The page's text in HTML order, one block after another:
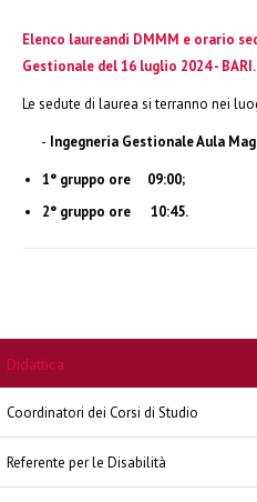
Elenco laureandi DMMM e orario
Gestionale del 16 luglio 2024 - BARI.
Le sedute di laurea si terranno nei
- Ingegneria Gestionale Aula
1° gruppo ore 09:00;
2° gruppo ore 10:45.
Didattica
Coordinatori dei Corsi di Studio
Referente per le Disabilità